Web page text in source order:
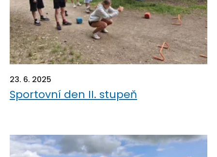
23. 6. 2025
Sportovní den II. stupeň